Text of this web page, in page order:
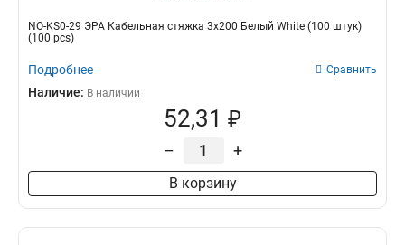
NO-KS0-29 ЭРА Кабельная стяжка 3x200 Белый White (100 штук)
(100 pcs)
Подробнее Сравнить
Наличие: В наличии
52,31 ₽
– +
В корзину